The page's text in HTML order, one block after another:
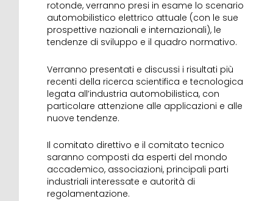
rotonde, verranno presi in esame lo scenario
automobilistico elettrico attuale (con le sue
prospettive nazionali e internazionali), le
tendenze di sviluppo e il quadro normativo.
Verranno presentati e discussi i risultati più
recenti della ricerca scientifica e tecnologica
legata all’industria automobilistica, con
particolare attenzione alle applicazioni e alle
nuove tendenze.
Il comitato direttivo e il comitato tecnico
saranno composti da esperti del mondo
accademico, associazioni, principali parti
industriali interessate e autorità di
regolamentazione.